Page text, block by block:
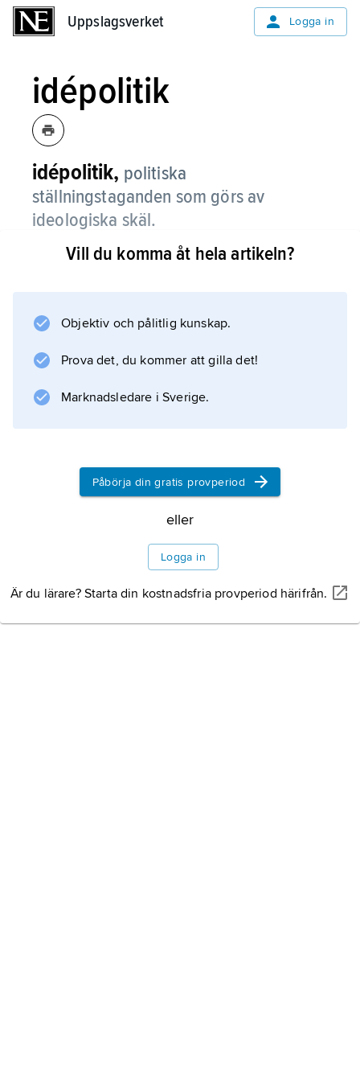
Uppslagsverket Logga in
idépolitik
idépolitik, politiska
ställningstaganden som görs av
ideologiska skäl.
Jämför
intressepolitik
Vill du komma åt hela artikeln?
Objektiv och pålitlig kunskap.
Prova det, du kommer att gilla det!
Marknadsledare i Sverige.
Påbörja din gratis provperiod
eller
Logga in
Är du lärare? Starta din kostnadsfria provperiod härifrån.